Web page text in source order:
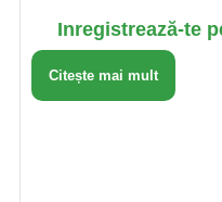
Inregistrează-te
Citește mai mult